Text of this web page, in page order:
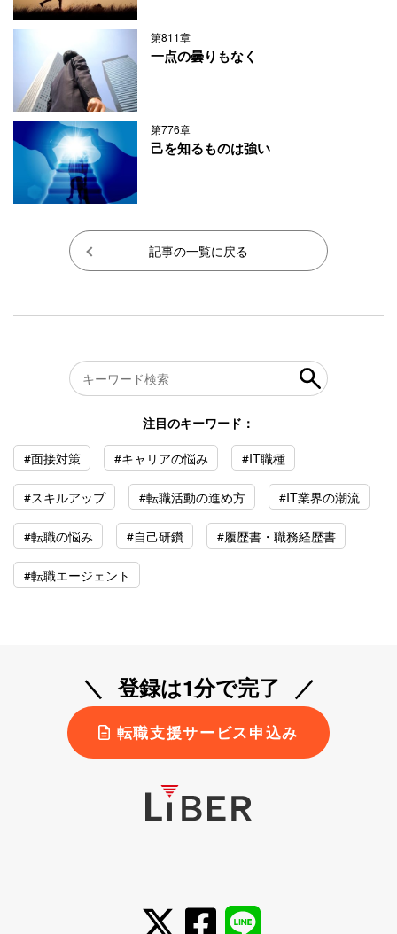
第811章
一点の曇りもなく
第776章
己を知るものは強い
記事の一覧に戻る
注目のキーワード：
#面接対策
#キャリアの悩み #IT職種
#スキルアップ #転職活動の進め方 #IT業界の潮流
#転職の悩み #自己研鑽 #履歴書・職務経歴書
#転職エージェント
登録は1分で完了
転職支援サービス申込み